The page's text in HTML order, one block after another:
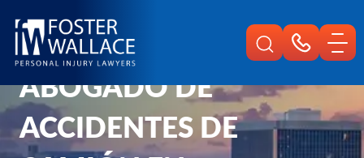
Lesiones Personales De Warrensburg
ABOGADO DE
ACCIDENTES DE